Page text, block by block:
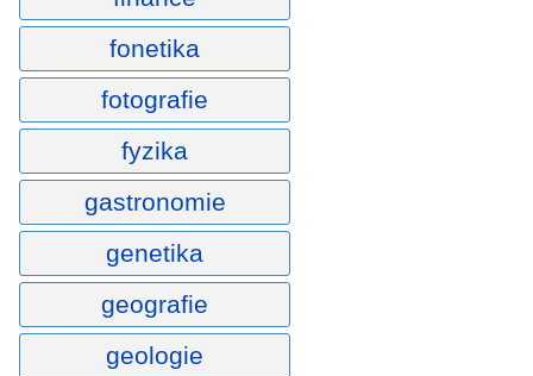
fonetika
fotografie
fyzika
gastronomie
genetika
geografie
geologie